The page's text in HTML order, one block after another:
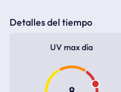
Detalles del tiempo
UV max día